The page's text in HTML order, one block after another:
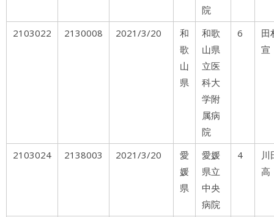
院
2103022 2130008 2021/3/20
和
歌
山
県
和歌
山県
立医
科大
学附
属病
院
6
田
宣
2103024 2138003 2021/3/20
愛
媛
県
愛媛
県立
中央
病院
4
川
高